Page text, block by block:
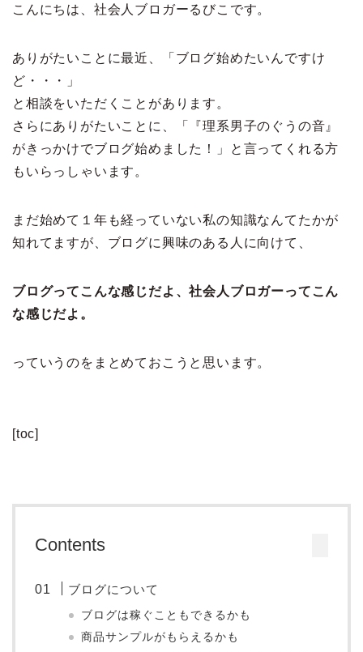
こんにちは、社会人ブロガーるびこです。
ありがたいことに最近、「ブログ始めたいんですけ
ど・・・」
と相談をいただくことがあります。
さらにありがたいことに、「『理系男子のぐうの音』
がきっかけでブログ始めました！」と言ってくれる方
もいらっしゃいます。
まだ始めて１年も経っていない私の知識なんてたかが
知れてますが、ブログに興味のある人に向けて、
ブログってこんな感じだよ、社会人ブロガーってこん
な感じだよ。
っていうのをまとめておこうと思います。
[toc]
Contents
ブログについて
ブログは稼ぐこともできるかも
商品サンプルがもらえるかも